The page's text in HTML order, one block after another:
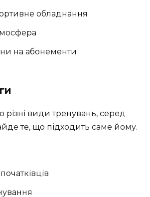
обладнання
на абонементи
види тренувань, серед
те, що підходить саме йому.